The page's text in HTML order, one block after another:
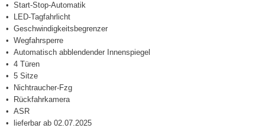
Start-Stop-Automatik
LED-Tagfahrlicht
Geschwindigkeitsbegrenzer
Wegfahrsperre
Automatisch abblendender Innenspiegel
4 Türen
5 Sitze
Nichtraucher-Fzg
Rückfahrkamera
ASR
lieferbar ab 02.07.2025